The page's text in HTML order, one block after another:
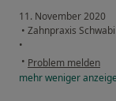
11. November 2020
• Zahnpraxis
•
• Problem melden
mehrweniger